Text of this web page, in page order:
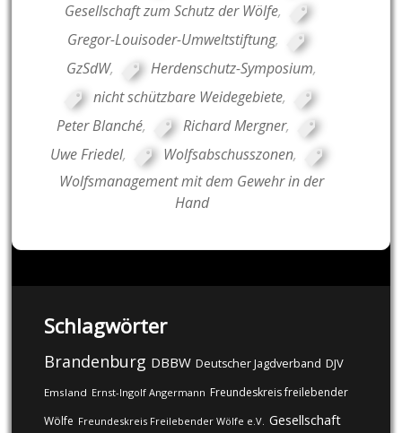
Gesellschaft zum Schutz der Wölfe,
Gregor-Louisoder-Umweltstiftung,
GzSdW, Herdenschutz-Symposium,
nicht schützbare Weidegebiete,
Peter Blanché, Richard Mergner,
Uwe Friedel, Wolfsabschusszonen,
Wolfsmanagement mit dem Gewehr in der
Hand
Schlagwörter
Brandenburg DBBW Deutscher Jagdverband DJV
Emsland Ernst-Ingolf Angermann Freundeskreis freilebender
Wölfe Freundeskreis Freilebender Wölfe e.V. Gesellschaft